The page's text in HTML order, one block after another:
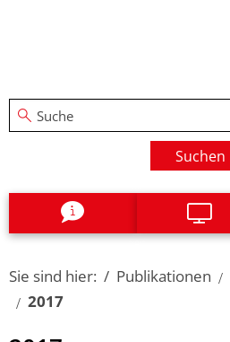
Suchen
Sie sind hier: Publikationen
2017